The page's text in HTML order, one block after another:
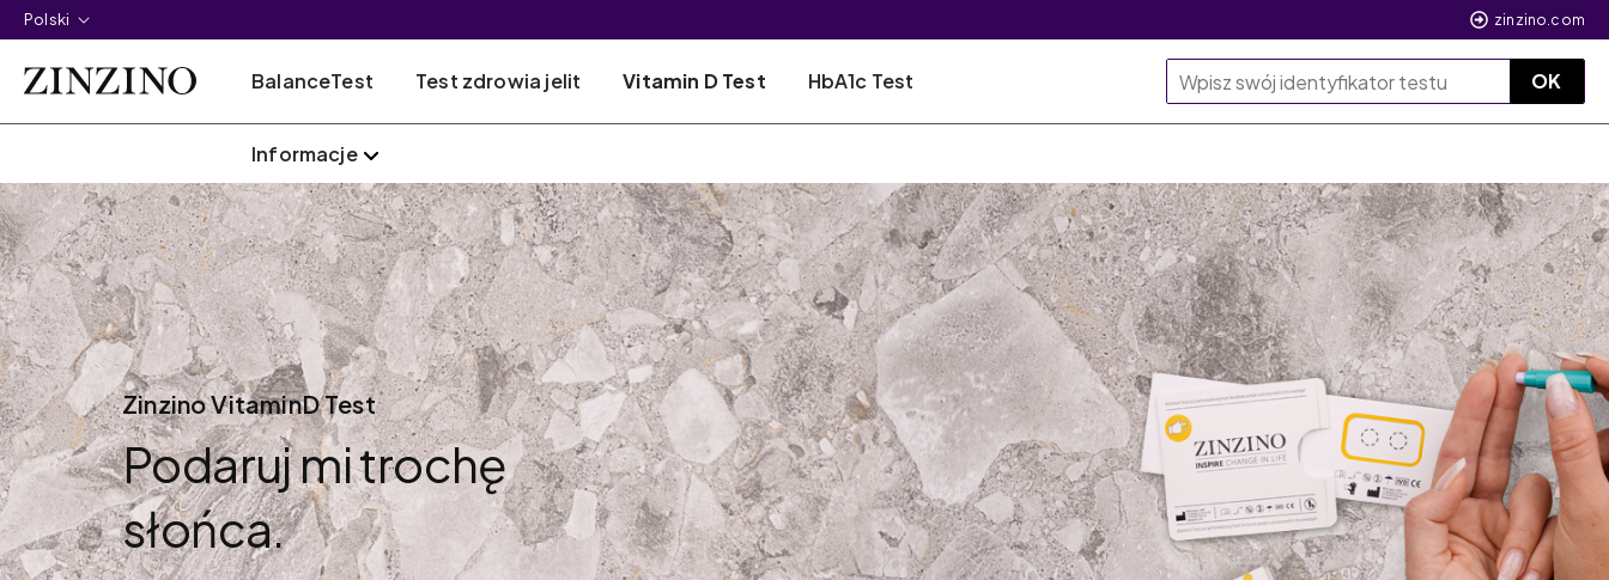
Polski zinzino.com
BalanceTest Test zdrowia jelit Vitamin D Test HbA1c Test OK
Informacje
Zinzino VitaminD Test
Podaruj mi trochę
słońca.